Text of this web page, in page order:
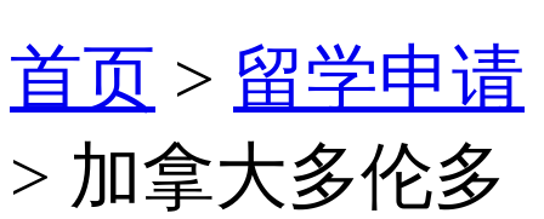
首页 > 留学申请
> 加拿大多伦多